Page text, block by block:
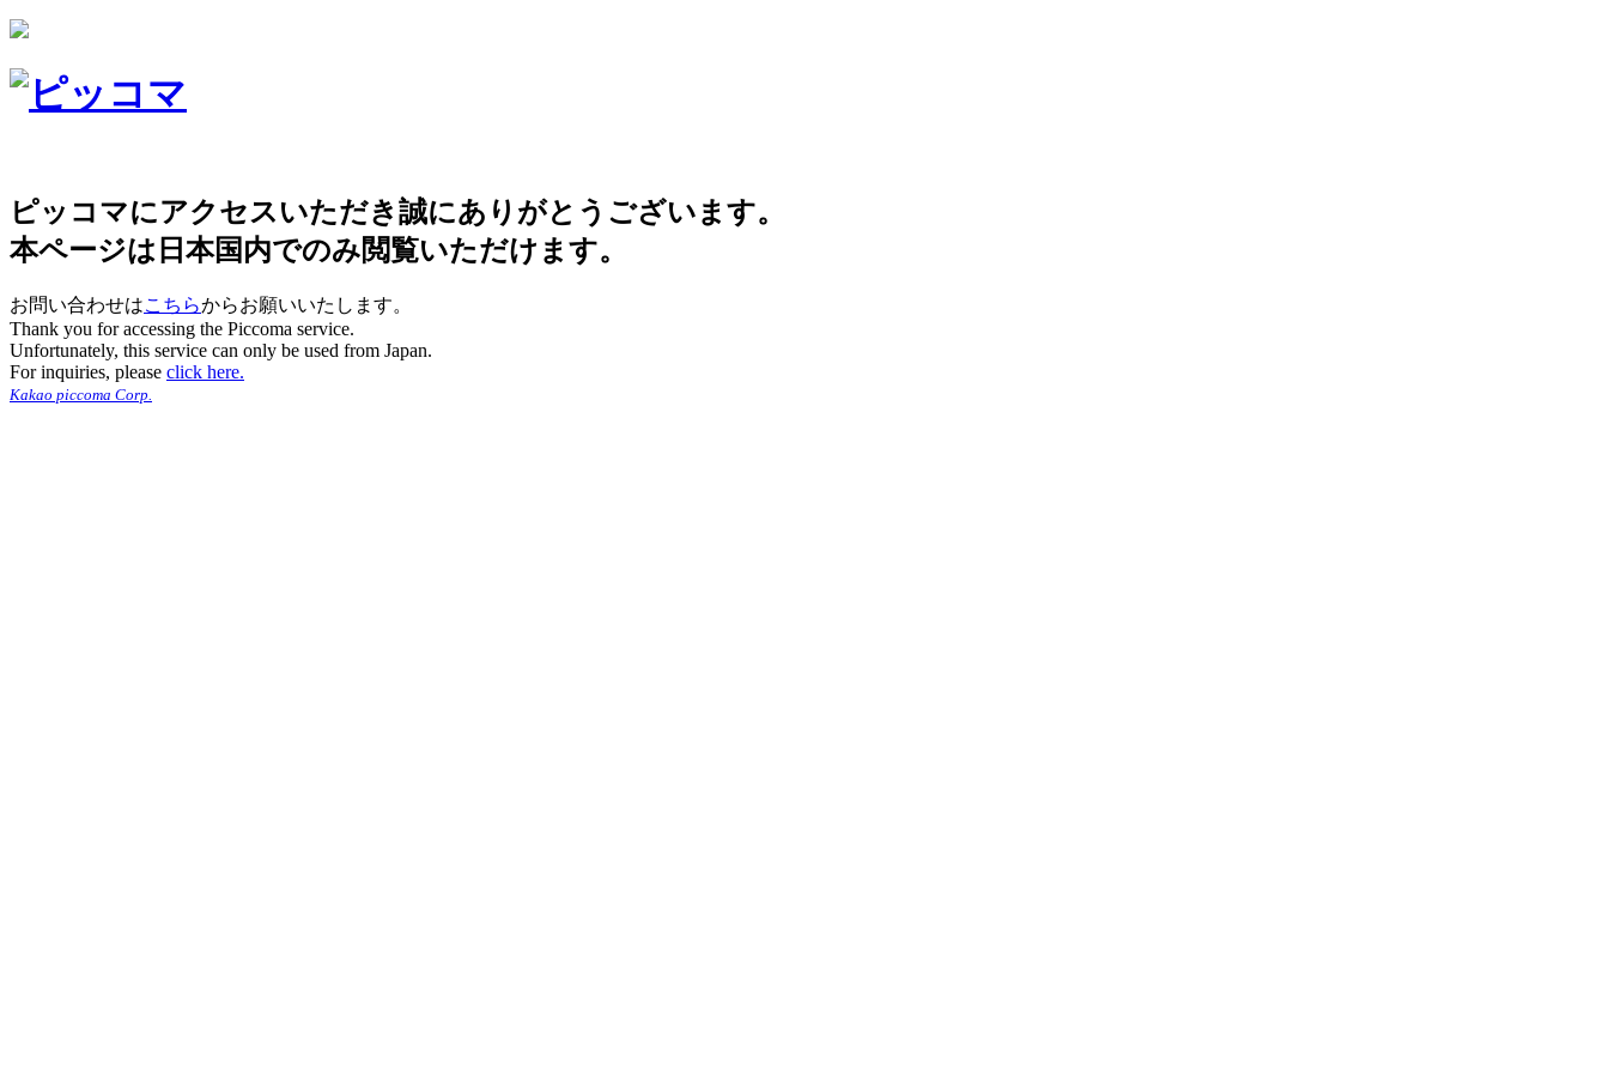
ピッコマにアクセスいただき誠にありがとうございます。
本ページは日本国内でのみ閲覧いただけます。
お問い合わせはこちらからお願いいたします。
Thank you for accessing the Piccoma service.
Unfortunately, this service can only be used from Japan.
For inquiries, please click here.
Kakao piccoma Corp.